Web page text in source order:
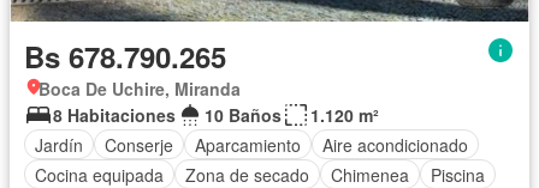
Bs 678.790.265
Boca De Uchire, Miranda
8 Habitaciones
10 Baños
1.120 m²
Jardín
Conserje Aparcamiento
Aire acondicionado
Cocina equipada
Zona de secado Chimenea
Piscina